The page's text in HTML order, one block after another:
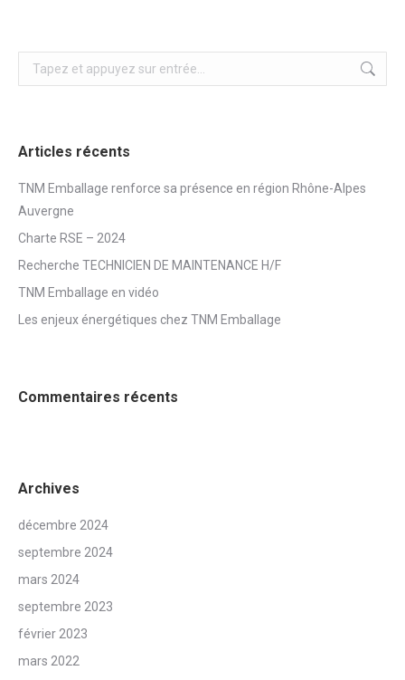
Recherche
:
Articles récents
TNM Emballage renforce sa présence en région Rhône-Alpes
Auvergne
Charte RSE – 2024
Recherche TECHNICIEN DE MAINTENANCE H/F
TNM Emballage en vidéo
Les enjeux énergétiques chez TNM Emballage
Commentaires récents
Archives
décembre 2024
septembre 2024
mars 2024
septembre 2023
février 2023
mars 2022